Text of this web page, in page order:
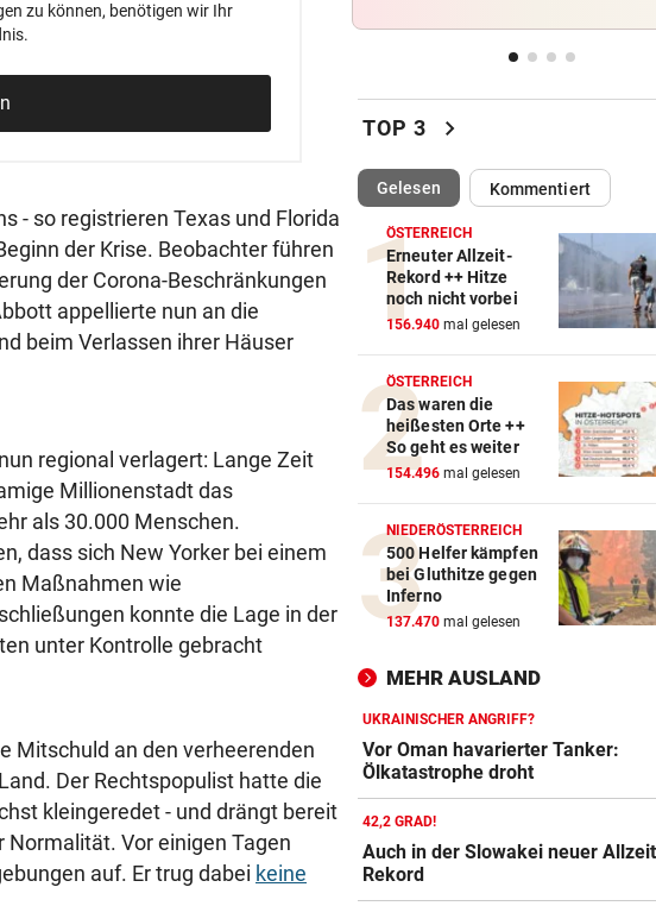
zu können, benötigen wir Ihr
- so registrieren Texas und Florida
der Krise. Beobachter führen
der Corona-Beschränkungen
appellierte nun an die
beim Verlassen ihrer Häuser
regional verlagert: Lange Zeit
Millionenstadt das
als 30.000 Menschen.
dass sich New Yorker bei einem
Maßnahmen wie
konnte die Lage in der
unter Kontrolle gebracht
Mitschuld an den verheerenden
Der Rechtspopulist hatte die
kleingeredet - und drängt bereit
Vor einigen Tagen
auf. Er trug dabei keine
Allzeit-Rekord
TV-Star geht mit Kanzler
hart ins Gericht
ZAHLREICHE EINSÄTZE
Bach wurde in Pinzgauer Ort
reißendem Fluss
WUNDER MUSS HER vor
Fünfmal probiert – einmal
Sturm Kraftakt!
REKORD IN SPANIEN vor
33,02 Grad Celsius im
gemessen!
LUCKENEDERS HIGHLIGHT
„Auf das Foto bin ich stolz –
die Gelbe auch“
NACH ÜBERFALL IN WIEN vor
verschwunden
TROTZ FIFA-RÜCKZIEHER
Knallhart! UEFA droht schon
wieder mit WM-Boykott
WIENS KULTURSTADTRÄTIN vor
„Habe Fiakerlied mit dem
TOP 3 chevron_right
Gelesen(ausgewählt)Kommentiert
ÖSTERREICH
Erneuter Allzeit-
Rekord ++ Hitze
noch nicht vorbei
156.940 mal gelesen
ÖSTERREICH
Das waren die
heißesten Orte ++
So geht es weiter
154.496 mal gelesen
NIEDERÖSTERREICH
500 Helfer kämpfen
bei Gluthitze gegen
Inferno
137.470 mal gelesen
MEHR AUSLAND
UKRAINISCHER ANGRIFF?
Vor Oman havarierter Tanker:
Ölkatastrophe droht
42,2 GRAD!
Auch in der Slowakei neuer
Rekord